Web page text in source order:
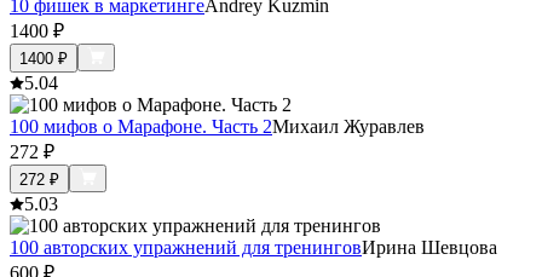
10 фишек в маркетингеAndrey Kuzmin
1400 ₽
1400 ₽
5.04
100 мифов о Марафоне. Часть 2Михаил Журавлев
272 ₽
272 ₽
5.03
100 авторских упражнений для тренинговИрина Шевцова
600 ₽